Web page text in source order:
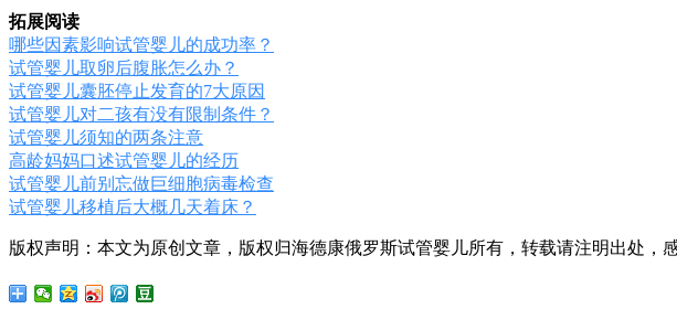
拓展阅读
哪些因素影响试管婴儿的成功率？
试管婴儿取卵后腹胀怎么办？
试管婴儿囊胚停止发育的7大原因
试管婴儿对二孩有没有限制条件？
试管婴儿须知的两条注意
高龄妈妈口述试管婴儿的经历
试管婴儿前别忘做巨细胞病毒检查
试管婴儿移植后大概几天着床？
版权声明：本文为原创文章，版权归海德康俄罗斯试管婴儿所有，转载请注明出处，感